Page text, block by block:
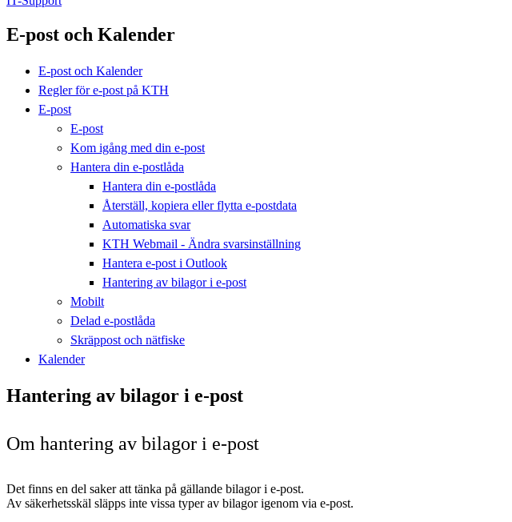
E-post och Kalender
E-post och Kalender
Regler för e-post på KTH
E-post
E-post
Kom igång med din e-post
Hantera din e-postlåda
Hantera din e-postlåda
Återställ, kopiera eller flytta e-postdata
Automatiska svar
KTH Webmail - Ändra svarsinställning
Hantera e-post i Outlook
Hantering av bilagor i e-post
Mobilt
Delad e-postlåda
Skräppost och nätfiske
Kalender
Hantering av bilagor i e-post
Om hantering av bilagor i e-post
Det finns en del saker att tänka på gällande bilagor i e-post.
Av säkerhetsskäl släpps inte vissa typer av bilagor igenom via e-post.